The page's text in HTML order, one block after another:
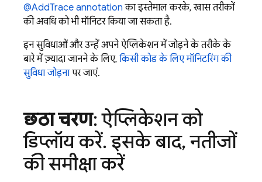
@AddTrace annotation का इस्तेमाल करके, खास तरीकों
की अवधि को भी मॉनिटर किया जा सकता है.
इन सुविधाओं और उन्हें अपने ऐप्लिकेशन में जोड़ने के तरीके के
बारे में ज़्यादा जानने के लिए, किसी कोड के लिए मॉनिटरिंग की
सुविधा जोड़नापर जाएं.
छठा चरण: ऐप्लिकेशन को
डिप्लॉय करें.इसके बाद,नतीजों
की समीक्षा करें